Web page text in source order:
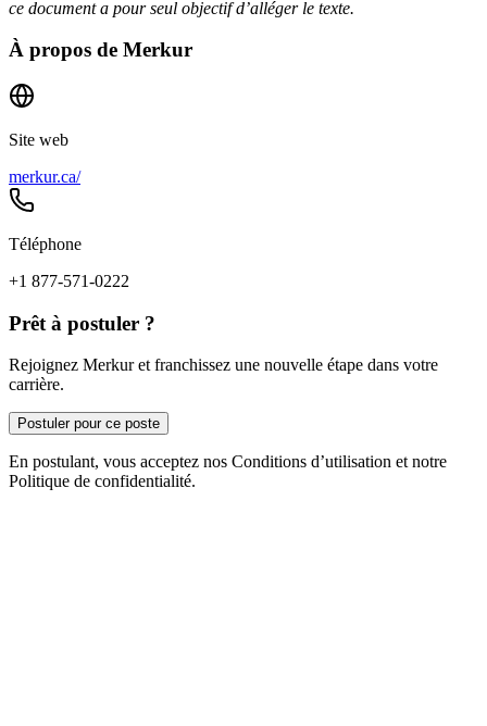
ce document a pour seul objectif d’alléger le texte.
À propos de Merkur
Site web
merkur.ca/
Téléphone
+1 877-571-0222
Prêt à postuler ?
Rejoignez Merkur et franchissez une nouvelle étape dans votre
carrière.
Postuler pour ce poste
En postulant, vous acceptez nos Conditions d’utilisation et notre
Politique de confidentialité.